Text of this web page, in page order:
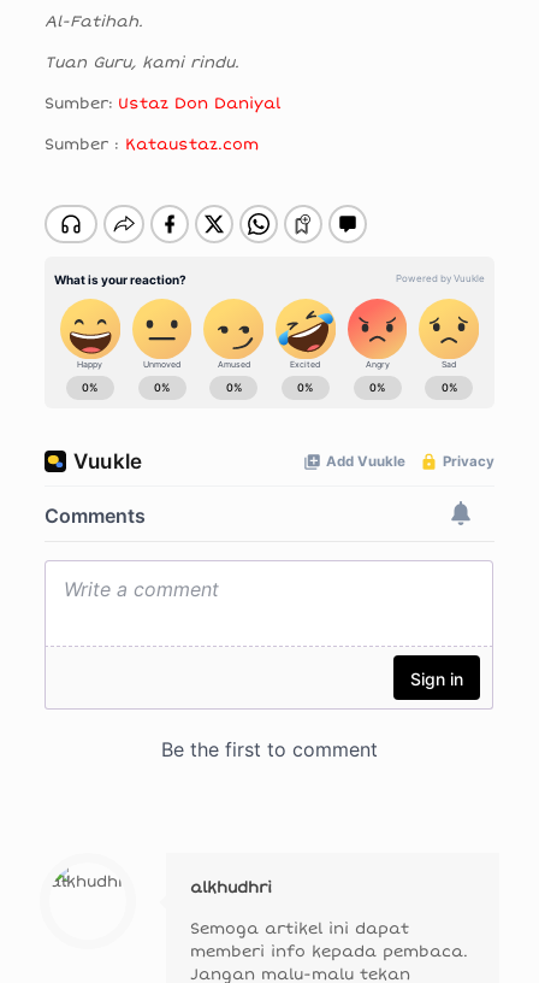
Al-Fatihah.
Tuan Guru, kami rindu.
Sumber: Ustaz Don Daniyal
Sumber : Kataustaz.com
alkhudhri
Semoga artikel ini dapat
memberi info kepada pembaca.
Jangan malu-malu tekan